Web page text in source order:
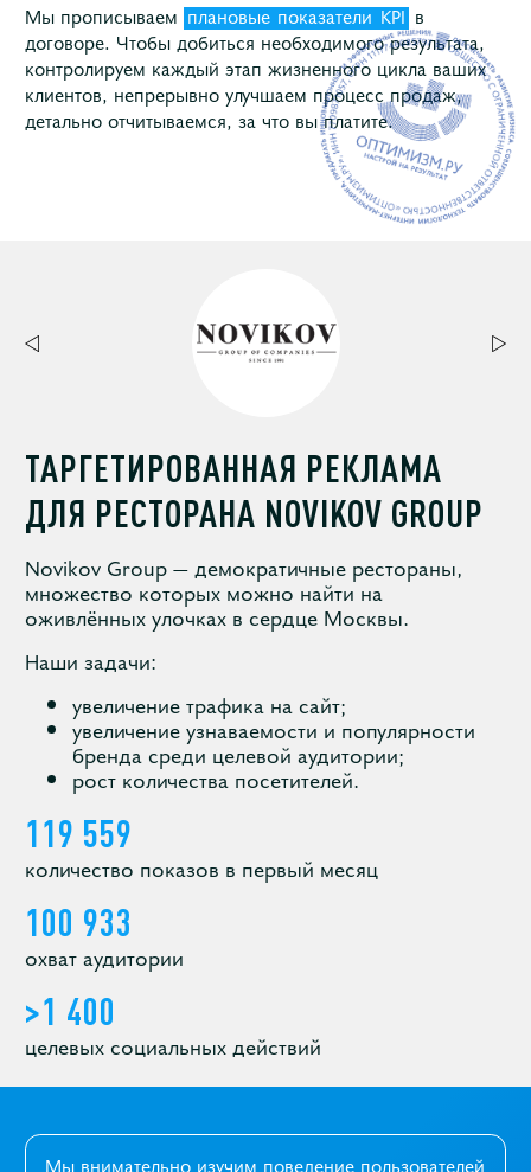
Мы прописываем плановые показатели KPIв
договоре. Чтобы добиться необходимого результата,
контролируем каждый этап жизненного цикла ваших
клиентов, непрерывно улучшаем процесс продаж,
детально отчитываемся, за что вы платите.
ТАРГЕТИРОВАННАЯ РЕКЛАМА
ДЛЯ РЕСТОРАНА NOVIKOV GROUP
Novikov Group — демократичные рестораны,
множество которых можно найти на
оживлённых улочках в сердце Москвы.
Наши задачи:
увеличение трафика на сайт;
увеличение узнаваемости и популярности
бренда среди целевой аудитории;
рост количества посетителей.
119 559
количество показов в первый месяц
100 933
охват аудитории
>1 400
целевых социальных действий
Мы внимательно изучим поведение пользователей